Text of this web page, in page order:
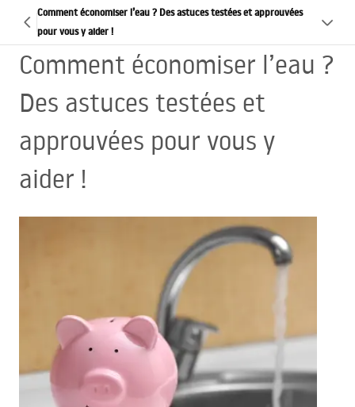
Comment économiser l’eau ? Des astuces testées et approuvées
pour vous y aider !
Comment économiser l’eau ?
Des astuces testées et
approuvées pour vous y
aider !